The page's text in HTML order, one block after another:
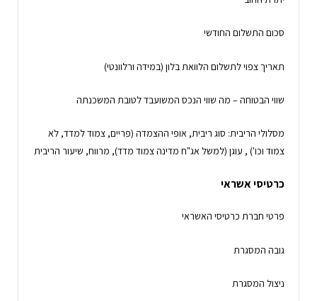
סכום התשלום החודשי
תאריך צפוי לתשלום הלוואת בלון (במידה ורלוונטי)
שווי הבטוחה – מה שווי הנכס המשועבד לטובת המשכנתה
מסלולי הריבית: סוג ריבית, אופי ההצמדה (פריים, צמוד למדד, לא
צמוד וכו') , עוגן (למשל אג"ח מדינה צמוד מדד), מרווח, שיעור הריבית
כרטיסי אשראי
פרטי חברת כרטיסי האשראי
גובה המסגרת
ניצול המסגרת